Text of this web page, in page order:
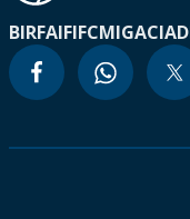
BIRFAIFIFCMIGA